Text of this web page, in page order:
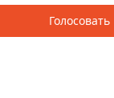
Голосовать